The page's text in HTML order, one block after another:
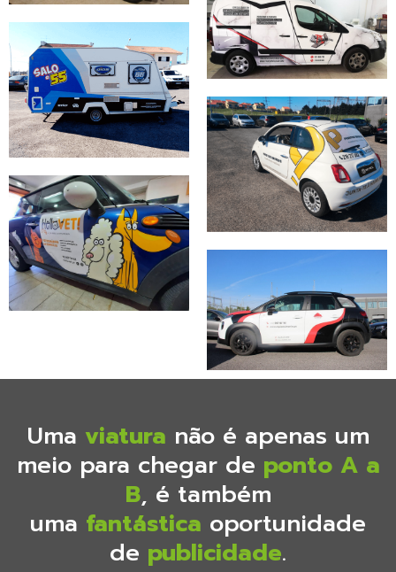
Uma viatura não é apenas um
meio para chegar de ponto A a
B, é também
uma fantástica oportunidade
de publicidade.